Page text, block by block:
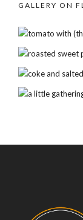
GALLERY ON